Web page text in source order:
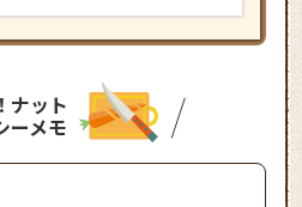
ナット
ーメモ